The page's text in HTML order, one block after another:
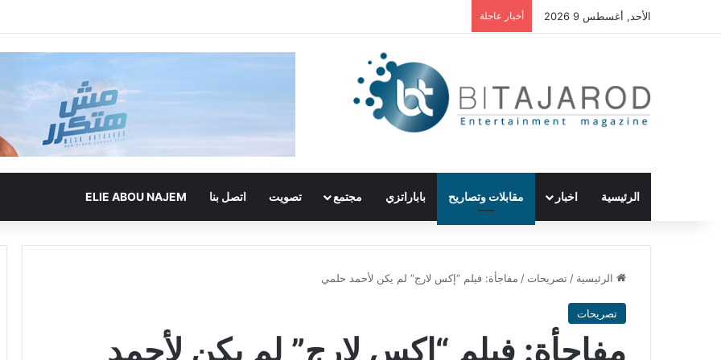
الأحد, أغسطس 9 2026 أخبار عاجلة
الرئيسية اخبار مقابلات وتصاريح باباراتزي مجتمع تصويت اتصل بنا ELIE ABOU NAJEM
الرئيسية / تصريحات / مفاجأة: فيلم “إكس لارج” لم يكن لأحمد حلمي
تصريحات
مفاجأة: فيلم “إكس لارج” لم يكن لأحمد